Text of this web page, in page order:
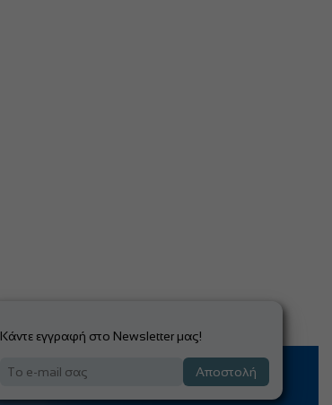
Κάντε εγγραφή στο Newsletter μας!
Αποστολή